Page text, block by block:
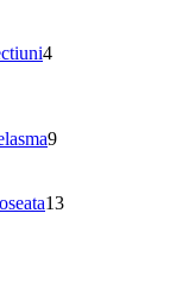
44
99
1313